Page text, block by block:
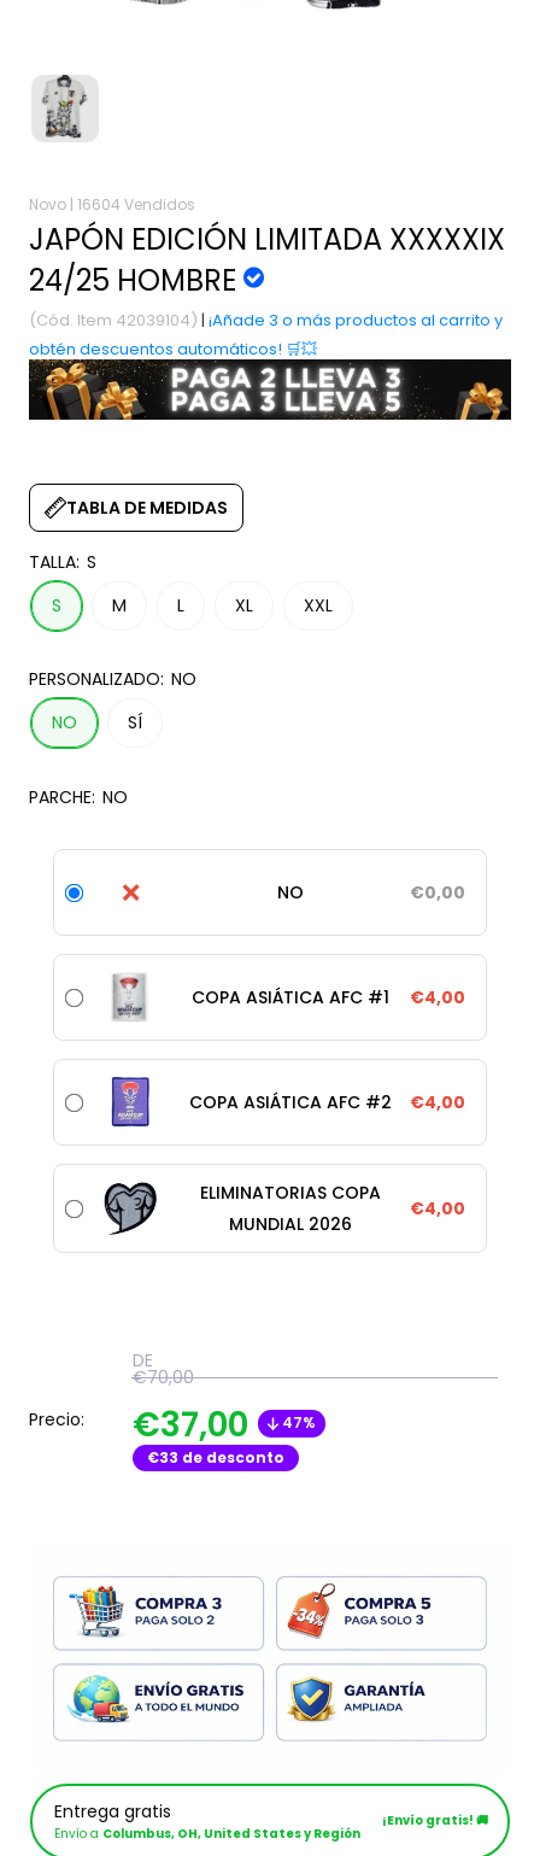
Novo | 16604 Vendidos
JAPÓN EDICIÓN LIMITADA XXXXXIX
24/25 HOMBRE
(Cód. Item 42039104) | ¡Añade 3 o más productos al carrito y
obtén descuentos automáticos! 🛒💥
TABLA DE MEDIDAS
TALLA: S
S
M L XL XXL
PERSONALIZADO: NO
NO
SÍ
PARCHE: NO
❌ NO €0,00
COPA ASIÁTICA AFC #1 €4,00
COPA ASIÁTICA AFC #2 €4,00
ELIMINATORIAS COPA
MUNDIAL 2026
€4,00
Precio:
DE
€70,00
€37,00
47%
€33 de desconto
Entrega gratis
Envío a Columbus, OH, United States y Región
¡Envío gratis! 🚚